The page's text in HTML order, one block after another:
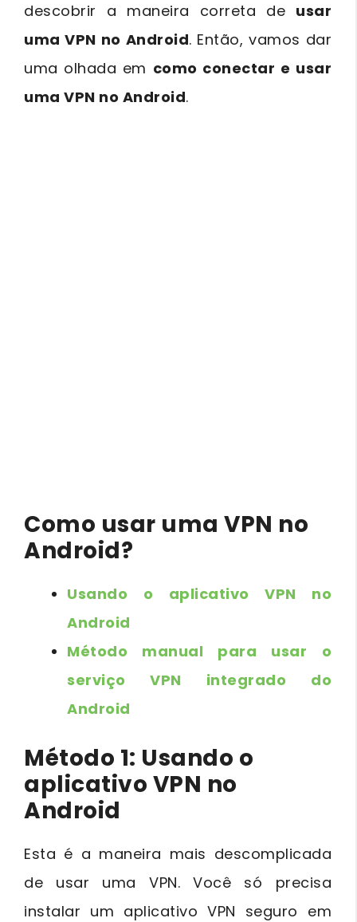
descobrir a maneira correta de usar
uma VPN no Android. Então, vamos dar
uma olhada em como conectar e usar
uma VPN no Android.
Como usar uma VPN no
Android?
Usando o aplicativo VPN no
Android
Método manual para usar o
serviço VPN integrado do
Android
Método 1: Usando o
aplicativo VPN no
Android
Esta é a maneira mais descomplicada
de usar uma VPN. Você só precisa
instalar um aplicativo VPN seguro em